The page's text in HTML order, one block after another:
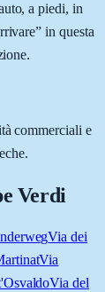
a piedi, in
in questa
commerciali e
Verdi
Via dei
Via
Via del